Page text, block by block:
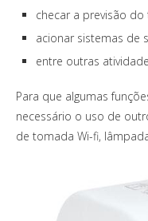
checar a previsão
acionar sistemas de
entre outras
Para que algumas
necessário o uso de
de tomada Wi-fi,